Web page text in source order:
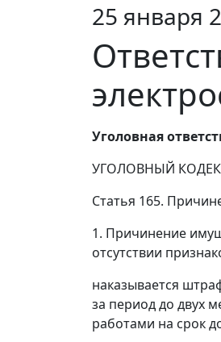
25 января
Уголовная
УГОЛОВНЫЙ
Статья 165.
1. Причинение
отсутствии
наказывается
за период до двух
работами на срок